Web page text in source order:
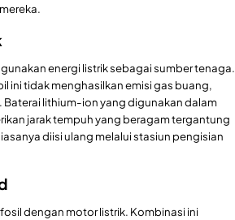
energi listrik sebagai sumber tenaga.
ini tidak menghasilkan emisi gas buang,
lithium-ion yang digunakan dalam
jarak tempuh yang beragam tergantung
diisi ulang melalui stasiun pengisian
dengan motor listrik. Kombinasi ini